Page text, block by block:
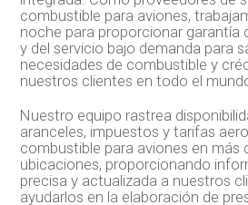
combustible para aviones,
noche para proporcionar garantía
y del servicio bajo demanda para
necesidades de combustible y
nuestros clientes en todo el
Nuestro equipo rastrea
aranceles, impuestos y tarifas
combustible para aviones en más
ubicaciones, proporcionando
precisa y actualizada a nuestros
ayudarlos en la elaboración de